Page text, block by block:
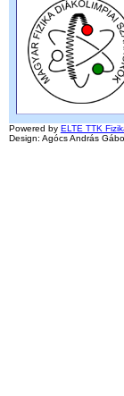
Powered by ELTE TTK
Design: Agócs András